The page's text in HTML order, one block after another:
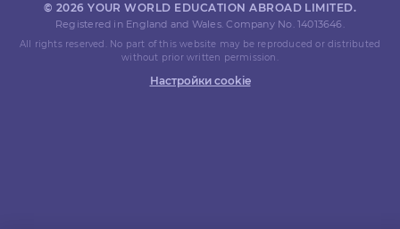
© 2026 YOUR WORLD EDUCATION ABROAD LIMITED.
Registered in England and Wales. Company No. 14013646.
All rights reserved. No part of this website may be reproduced or distributed
without prior written permission.
Настройки cookie